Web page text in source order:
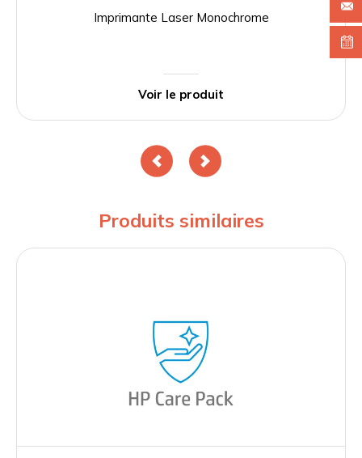
Imprimante Laser Monochrome
Voir le produit
Produits similaires